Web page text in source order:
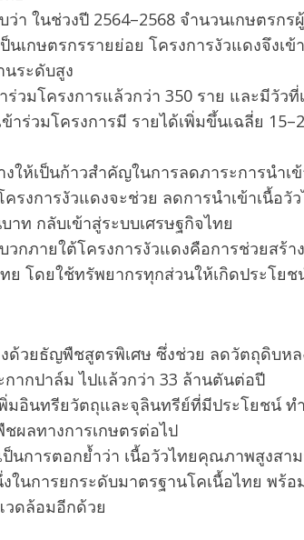
า ในช่วงปี 2564–2568 จำนวนเกษตรก
นเกษตรกรรายย่อย โครงการงัวแดงจึงเ
นระดับสูง
ร่วมโครงการแล้วกว่า 350 ราย และมีวัว
าร่วมโครงการมี รายได้เพิ่มขึ้นเฉลี่ย
ให้เป็นก้าวสำคัญในการลดภาระการนำเ
รงการงัวแดงจะช่วย ลดการนำเข้าเนื้อวั
าท กลับเข้าสู่ระบบเศรษฐกิจไทย
วกภายใต้โครงการงัวแดงคือการช่วยสร้
ย โดยใช้ทรัพยากรทุกส่วนให้เกิดประโยช
ด้วยธัญพืชสูตรพิเศษ ซึ่งช่วย ลดวัตถุดิบห
ากปาล์ม ไปแล้วกว่า 33 ล้านตันต่อปี
มอินทรียวัตถุและจุลินทรีย์ที่มีประโยชน์
ชผลทางการเกษตรต่อไป
นการตอกย้ำว่า เนื้อวัวไทยคุณภาพสูงสา
ในการยกระดับมาตรฐานโคเนื้อไทย พร้
ดล้อมอีกด้วย